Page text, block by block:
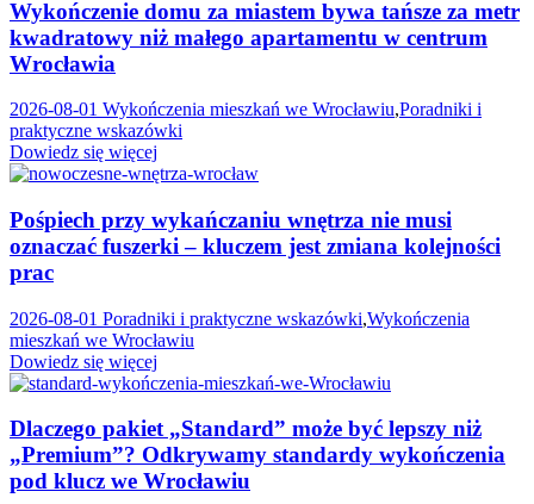
Wykończenie domu za miastem bywa tańsze za metr
kwadratowy niż małego apartamentu w centrum
Wrocławia
2026-08-01 Wykończenia mieszkań we Wrocławiu,Poradniki i
praktyczne wskazówki
Dowiedz się więcej
Pośpiech przy wykańczaniu wnętrza nie musi
oznaczać fuszerki – kluczem jest zmiana kolejności
prac
2026-08-01 Poradniki i praktyczne wskazówki,Wykończenia
mieszkań we Wrocławiu
Dowiedz się więcej
Dlaczego pakiet „Standard” może być lepszy niż
„Premium”? Odkrywamy standardy wykończenia
pod klucz we Wrocławiu